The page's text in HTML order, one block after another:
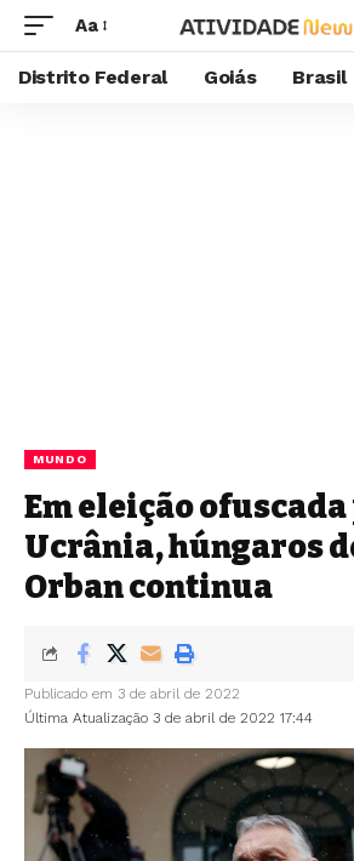
Aa
Distrito Federal Goiás Brasil
MUNDO
Em eleição
Ucrânia, húngaros
Orban continua
Última Atualização 3 de abril de 2022 17:44
Publicado em 3 de abril de 2022